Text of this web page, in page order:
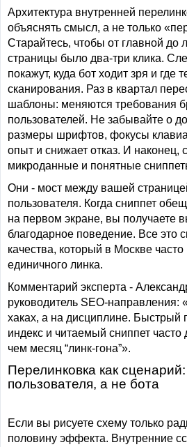
Архитектура внутренней
объяснять смысл, а не только
Старайтесь, чтобы от главной до
страницы было два-три клика.
покажут, куда бот ходит зря и где
сканирования. Раз в квартал
шаблоны: меняются требования
пользователей. Не забывайте о
размеры шрифтов, фокусы
опыт и снижает отказ. И наконец,
микроданные и понятные
Они - мост между вашей
пользователя. Когда сниппет
на первом экране, вы получаете
благодарное поведение. Все это
качества, который в Москве
единичного линка.
Комментарий эксперта -
руководитель SEO-направления:
хаках, а на дисциплине. Быстрый
индекс и читаемый сниппет
чем месяц “линк-гона”».
Перелинковка как
пользователя, а не бота
Если вы рисуете схему только
половину эффекта. Внутренние